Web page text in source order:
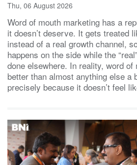
Thu, 06 August 2026
Word of mouth marketing has a
it doesn’t deserve. It gets treated
instead of a real growth channel,
happens on the side while the
done elsewhere. In reality, word of
better than almost anything else a
precisely because it doesn’t feel